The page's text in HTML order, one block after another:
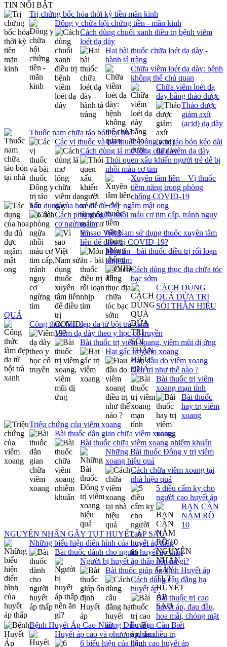
TIN NỔI BẬT
Trị chứng bốc hỏa thời kỳ tiền mãn kinh
Đông y chữa hội chứng tiền - mãn kinh
Cách dùng chuối xanh điều trị bệnh viêm
loét dạ dày
Hai bài thuốc chữa loét dạ dày -
hành tá tràng
Chữa viêm loét dạ dày: bệnh
không thể chủ quan
Chữa viêm loét dạ
dày bằng thảo dược
Thảo dược
giảm axít
(acid) dạ dày
Thuốc nam chữa táo bón tại nhà
Các vị thuốc và bài thuốc Đông y trị táo bón kéo dài
Cách dùng lá mơ lông chữa viêm dạ dày
Thói quen xấu khiến người trẻ dễ bị
nhồi máu cơ tim
Xuyên tâm liên – Vị thuốc
tiềm năng trong phòng
chống COVID-19
Tác dụng của hoa đu đủ đực ngâm mật ong
Cách phòng ngừa nhồi máu cơ tim cấp, tránh nguy
cơ ngừng tim
Vì sao Việt Nam sử dụng thuốc xuyên tâm
liên để điều trị COVID-19?
Món ăn - bài thuốc điều trị rối loạn
nhịp tim
Cách dùng thục địa chữa tóc
bạc sớm
CÁCH DÙNG
QUẢ DỨA TRỊ
SỎI THẬN HIỆU
QUẢ
Công thức làm đẹp da từ bột trà xanh
Viêm dạ dày theo y học cổ truyền
Bài thuốc trị viêm xoang, viêm mũi dị ứng
Hạt gấc trị viêm xoang
Đau đầu do viêm xoang
điều trị như thế nào ?
Bài thuốc trị viêm
xoang mạn tính
Bài thuốc
hay trị viêm
xoang
Triệu chứng của viêm xoang
Bài thuốc dân gian chữa viêm xoang
Bài thuốc chữa viêm xoang nhiễm khuẩn
Những Bài thuốc Đông y trị viêm
xoang hiệu quả
Cách chữa viêm xoang tại
nhà hiệu quả
5 điều cấm kỵ cho
người cao huyết áp
BẠN CẦN
NẮM RÕ
10
NGUYÊN NHÂN GÂY TỤT HUYẾT ÁP SAU
Những biểu hiện điển hình của huyết áp thấp
Bài thuốc dành cho người huyết áp thấp
Người bị huyết áp thấp nên ăn gì?
Bài thuốc giúp ổn định Huyết áp
Cách dùng câu đằng hạ
huyết áp
Bài thuốc trị cao
huyết áp, đau đầu,
hoa mắt, chóng mặt
Bệnh Huyết Áp Cao-Những Điều Bạn Cần Biết
Huyết áp cao và phương pháp điều trị
6 biểu hiện của bệnh cao huyết áp